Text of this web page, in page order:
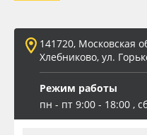
Баннер
Заготовки для
141720, Московская
Хлебниково, ул.
Режим работы
пн - пт 9:00 - 18:00 ,